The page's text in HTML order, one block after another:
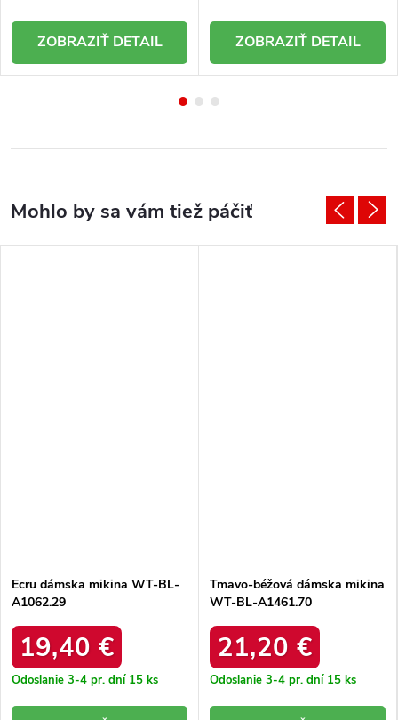
DETAIL DETAIL
Ecru dámska mikina WT-BL-
A1062.29
19,40 €
Odoslanie 3-4 pr. dní 15 ks
Tmavo-béžová dámska mikina
WT-BL-A1461.70
21,20 €
Odoslanie 3-4 pr. dní 15 ks